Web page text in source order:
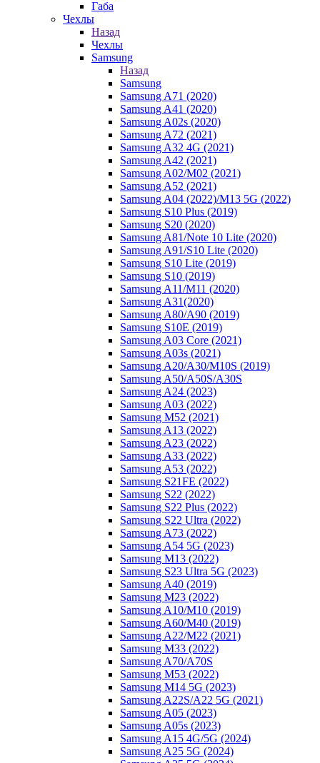
Габа
Чехлы
Назад
Чехлы
Samsung
Назад
Samsung
Samsung A71 (2020)
Samsung A41 (2020)
Samsung A02s (2020)
Samsung A72 (2021)
Samsung A32 4G (2021)
Samsung A42 (2021)
Samsung A02/M02 (2021)
Samsung A52 (2021)
Samsung A04 (2022)/M13 5G (2022)
Samsung S10 Plus (2019)
Samsung S20 (2020)
Samsung A81/Note 10 Lite (2020)
Samsung A91/S10 Lite (2020)
Samsung S10 Lite (2019)
Samsung S10 (2019)
Samsung A11/M11 (2020)
Samsung A31(2020)
Samsung A80/A90 (2019)
Samsung S10E (2019)
Samsung A03 Core (2021)
Samsung A03s (2021)
Samsung A20/A30/M10S (2019)
Samsung A50/A50S/A30S
Samsung A24 (2023)
Samsung A03 (2022)
Samsung M52 (2021)
Samsung A13 (2022)
Samsung A23 (2022)
Samsung A33 (2022)
Samsung A53 (2022)
Samsung S21FE (2022)
Samsung S22 (2022)
Samsung S22 Plus (2022)
Samsung S22 Ultra (2022)
Samsung A73 (2022)
Samsung A54 5G (2023)
Samsung M13 (2022)
Samsung S23 Ultra 5G (2023)
Samsung A40 (2019)
Samsung M23 (2022)
Samsung A10/M10 (2019)
Samsung A60/M40 (2019)
Samsung A22/M22 (2021)
Samsung M33 (2022)
Samsung A70/A70S
Samsung M53 (2022)
Samsung M14 5G (2023)
Samsung A22S/A22 5G (2021)
Samsung A05 (2023)
Samsung A05s (2023)
Samsung A15 4G/5G (2024)
Samsung A25 5G (2024)